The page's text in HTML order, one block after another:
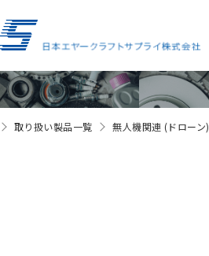
取り扱い製品一覧 無人機関連 (ドローン)